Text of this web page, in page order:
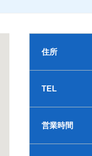
住所
TEL
営業時間